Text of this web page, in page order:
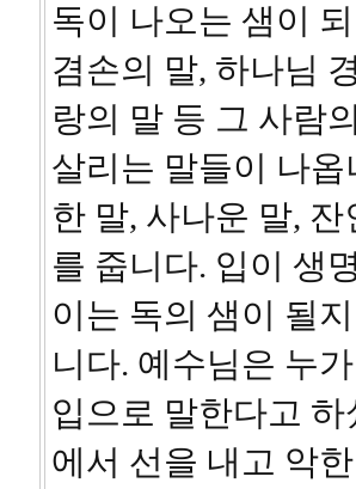
독이 나오는 샘이
겸손의 말, 하나님
랑의 말 등 그 사람
살리는 말들이 나
한 말, 사나운 말,
를 줍니다. 입이 생
이는 독의 샘이 될
니다. 예수님은 누
입으로 말한다고
에서 선을 내고 악